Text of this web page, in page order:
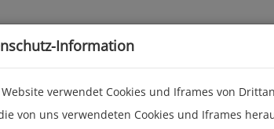
Information
Website verwendet Cookies und Iframes von
von uns verwendeten Cookies und Iframes